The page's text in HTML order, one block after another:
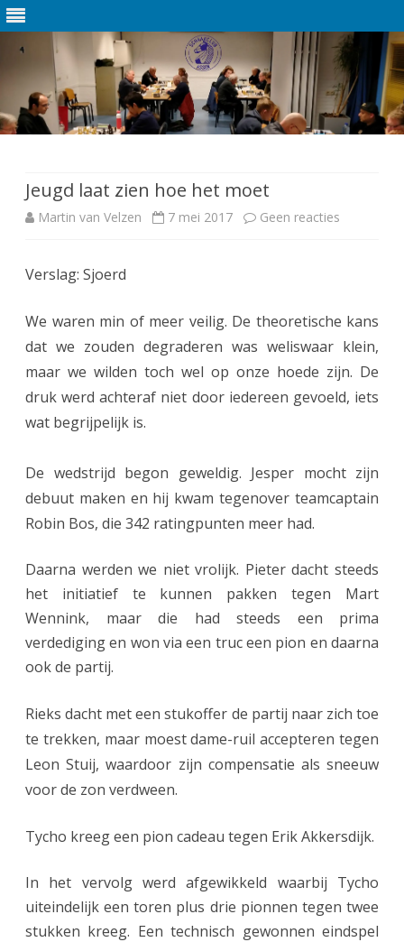
de
inhoud
Jeugd laat zien hoe het moet
Martin van Velzen 7 mei 2017 Geen reacties
u
g
d
a
a
z
e
o
m
o
Verslag: Sjoerd
We waren min of meer veilig. De theoretische kans
dat we zouden degraderen was weliswaar klein,
maar we wilden toch wel op onze hoede zijn. De
druk werd achteraf niet door iedereen gevoeld, iets
wat begrijpelijk is.
De wedstrijd begon geweldig. Jesper mocht zijn
debuut maken en hij kwam tegenover teamcaptain
Robin Bos, die 342 ratingpunten meer had.
Daarna werden we niet vrolijk. Pieter dacht steeds
het initiatief te kunnen pakken tegen Mart
Wennink, maar die had steeds een prima
verdediging en won via een truc een pion en daarna
ook de partij.
Rieks dacht met een stukoffer de partij naar zich toe
te trekken, maar moest dame-ruil accepteren tegen
Leon Stuij, waardoor zijn compensatie als sneeuw
voor de zon verdween.
Tycho kreeg een pion cadeau tegen Erik Akkersdijk.
In het vervolg werd afgewikkeld waarbij Tycho
uiteindelijk een toren plus drie pionnen tegen twee
stukken kreeg. Een technisch gewonnen eindspel